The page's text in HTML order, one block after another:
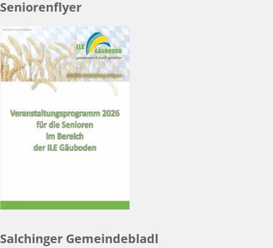
Seniorenflyer
Salchinger Gemeindebladl